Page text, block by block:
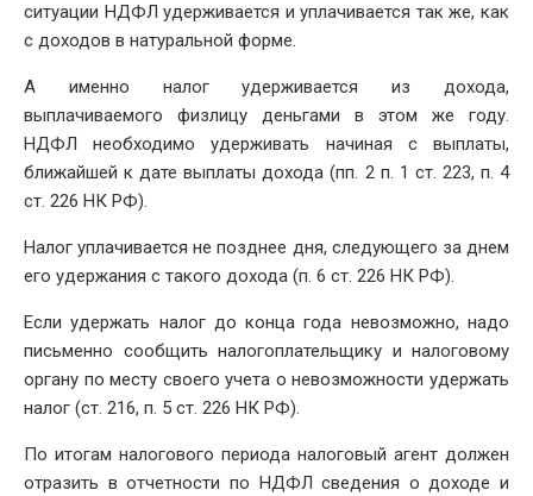
ситуации НДФЛ удерживается и уплачивается так же, как
с доходов в натуральной форме.
А именно налог удерживается из дохода,
выплачиваемого физлицу деньгами в этом же году.
НДФЛ необходимо удерживать начиная с выплаты,
ближайшей к дате выплаты дохода (пп. 2 п. 1 ст. 223, п. 4
ст. 226 НК РФ).
Налог уплачивается не позднее дня, следующего за днем
его удержания с такого дохода (п. 6 ст. 226 НК РФ).
Если удержать налог до конца года невозможно, надо
письменно сообщить налогоплательщику и налоговому
органу по месту своего учета о невозможности удержать
налог (ст. 216, п. 5 ст. 226 НК РФ).
По итогам налогового периода налоговый агент должен
отразить в отчетности по НДФЛ сведения о доходе и